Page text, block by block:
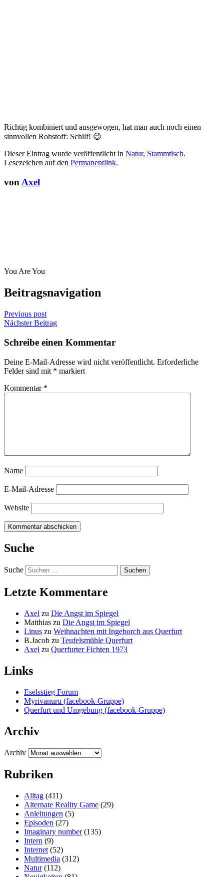
Richtig kombiniert und ausgewogen, hat man auch noch einen
sinnvollen Rohstoff: Schilf! 😉
Dieser Eintrag wurde veröffentlicht in Natur, Stammtisch.
Lesezeichen auf den Permanentlink.
von Axel
You Are You
Beitragsnavigation
Previous post
Nächster Beitrag
Schreibe einen Kommentar
Deine E-Mail-Adresse wird nicht veröffentlicht. Erforderliche
Felder sind mit * markiert
Kommentar *
Name
E-Mail-Adresse
Website
Suche
Suche
Letzte Kommentare
Axel zu Die Angst im Spiegel
Matthias zu Die Angst im Spiegel
Linus zu Weihnachten mit Ingeborch aus Querfurt
B.Jacob zu Teufelsmühle Querfurt
Axel zu Querfurter Fichten 1973
Links
Eselsstieg Forum
Myrivanuru (facebook-Gruppe)
Querfurt und Umgebung (facebook-Gruppe)
Archiv
Archiv
Rubriken
Alltag (411)
Alternate Reality Game (29)
Anleitungen (5)
Episoden (27)
Imaginary number(135)
Intern (9)
Internet (52)
Multimedia (312)
Natur(112)